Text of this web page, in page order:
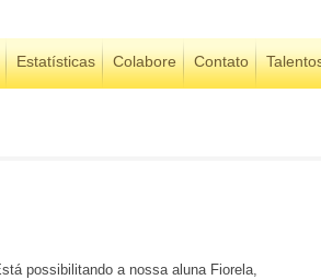
Estatísticas Colabore Contato
possibilitando a nossa aluna Fiorela,